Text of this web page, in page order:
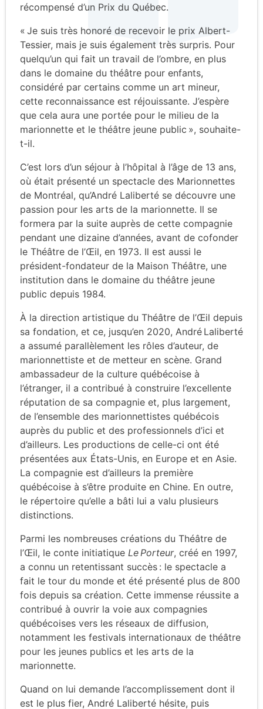
récompensé d’un Prix du Québec.
« Je suis très honoré de recevoir le prix Albert-
Tessier, mais je suis également très surpris. Pour
quelqu’un qui fait un travail de l’ombre, en plus
dans le domaine du théâtre pour enfants,
considéré par certains comme un art mineur,
cette reconnaissance est réjouissante. J’espère
que cela aura une portée pour le milieu de la
marionnette et le théâtre jeune public », souhaite-
t-il.
C’est lors d’un séjour à l’hôpital à l’âge de 13 ans,
où était présenté un spectacle des Marionnettes
de Montréal, qu’André Laliberté se découvre une
passion pour les arts de la marionnette. Il se
formera par la suite auprès de cette compagnie
pendant une dizaine d’années, avant de cofonder
le Théâtre de l’Œil, en 1973. Il est aussi le
président-fondateur de la Maison Théâtre, une
institution dans le domaine du théâtre jeune
public depuis 1984.
À la direction artistique du Théâtre de l’Œil depuis
sa fondation, et ce, jusqu’en 2020, André Laliberté
a assumé parallèlement les rôles d’auteur, de
marionnettiste et de metteur en scène. Grand
ambassadeur de la culture québécoise à
l’étranger, il a contribué à construire l’excellente
réputation de sa compagnie et, plus largement,
de l’ensemble des marionnettistes québécois
auprès du public et des professionnels d’ici et
d’ailleurs. Les productions de celle-ci ont été
présentées aux États-Unis, en Europe et en Asie.
La compagnie est d’ailleurs la première
québécoise à s’être produite en Chine. En outre,
le répertoire qu’elle a bâti lui a valu plusieurs
distinctions.
Parmi les nombreuses créations du Théâtre de
l’Œil, le conte initiatique Le Porteur, créé en 1997,
a connu un retentissant succès : le spectacle a
fait le tour du monde et été présenté plus de 800
fois depuis sa création. Cette immense réussite a
contribué à ouvrir la voie aux compagnies
québécoises vers les réseaux de diffusion,
notamment les festivals internationaux de théâtre
pour les jeunes publics et les arts de la
marionnette.
Quand on lui demande l’accomplissement dont il
est le plus fier, André Laliberté hésite, puis